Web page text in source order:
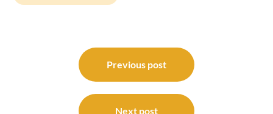
navigation
Previous post
Next post